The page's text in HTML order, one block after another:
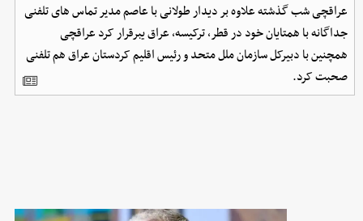
عراقچی شب گذشته علاوه بر دیدار طولانی با عاصم مدیر تماس های تلفنی
جداگانه با همتایان خود در قطر، ترکیسه، عراق یبرقرار کرد عراقچی
همچنین با دبیرکل سازمان ملل متحد و رئیس اقلیم کردستان عراق هم تلفنی
صحبت کرد.